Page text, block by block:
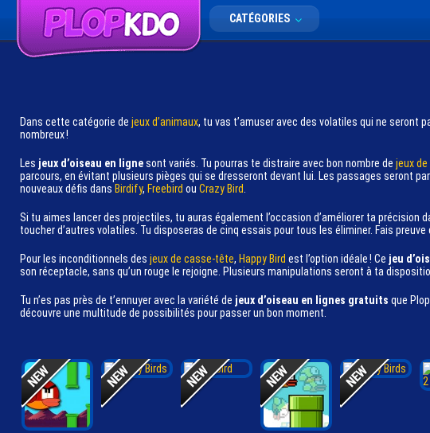
CATÉGORIES
Dans cette catégorie de jeux d’animaux, tu vas t’amuser avec des volatiles qui ne seront
nombreux !
Les jeux d’oiseau en lignesont variés. Tu pourras te distraire avec bon nombre de jeux
parcours, en évitant plusieurs pièges qui se dresseront devant lui. Les passages seront
nouveaux défis dans Birdify, Freebird ou Crazy Bird
Si tu aimes lancer des projectiles, tu auras également l’occasion d’améliorer ta précision
toucher d’autres volatiles. Tu disposeras de cinq essais pour tous les éliminer. Fais
Pour les inconditionnels des jeux de casse-tête, Happy Bird est l’option idéale ! Ce jeu
son réceptacle, sans qu’un rouge le rejoigne. Plusieurs manipulations seront à ta
Tu n’es pas près de t’ennuyer avec la variété de jeux d’oiseau en lignes gratuits que
découvre une multitude de possibilités pour passer un bon moment.